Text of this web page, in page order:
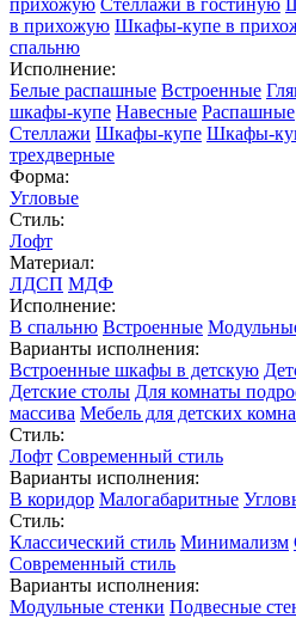
прихожую Стеллажи в гостиную
в прихожую Шкафы-купе в
спальню
Исполнение:
Белые распашные Встроенные
шкафы-купе Навесные Распашные
Стеллажи Шкафы-купе Шкафы-
трехдверные
Форма:
Угловые
Стиль:
Лофт
Материал:
ЛДСП МДФ
Исполнение:
В спальню Встроенные
Варианты исполнения:
Встроенные шкафы в детскую
Детские столы Для комнаты
массива Мебель для детских
Стиль:
Лофт Современный стиль
Варианты исполнения:
В коридор Малогабаритные
Стиль:
Классический стиль Минимализм
Современный стиль
Варианты исполнения:
Модульные стенки Подвесные